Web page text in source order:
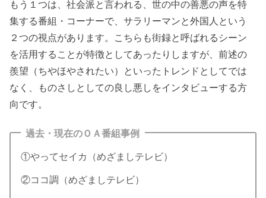
もう１つは、社会派と言われる、世の中の善悪の声を特
集する番組・コーナーで、サラリーマンと外国人という
２つの視点があります。こちらも街録と呼ばれるシーン
を活用することが特徴としてあったりしますが、前述の
羨望（ちやほやされたい）といったトレンドとしてでは
なく、ものさしとしての良し悪しをインタビューする方
向です。
過去・現在のＯＡ番組事例
①やってセイカ（めざましテレビ）
②ココ調（めざましテレビ）